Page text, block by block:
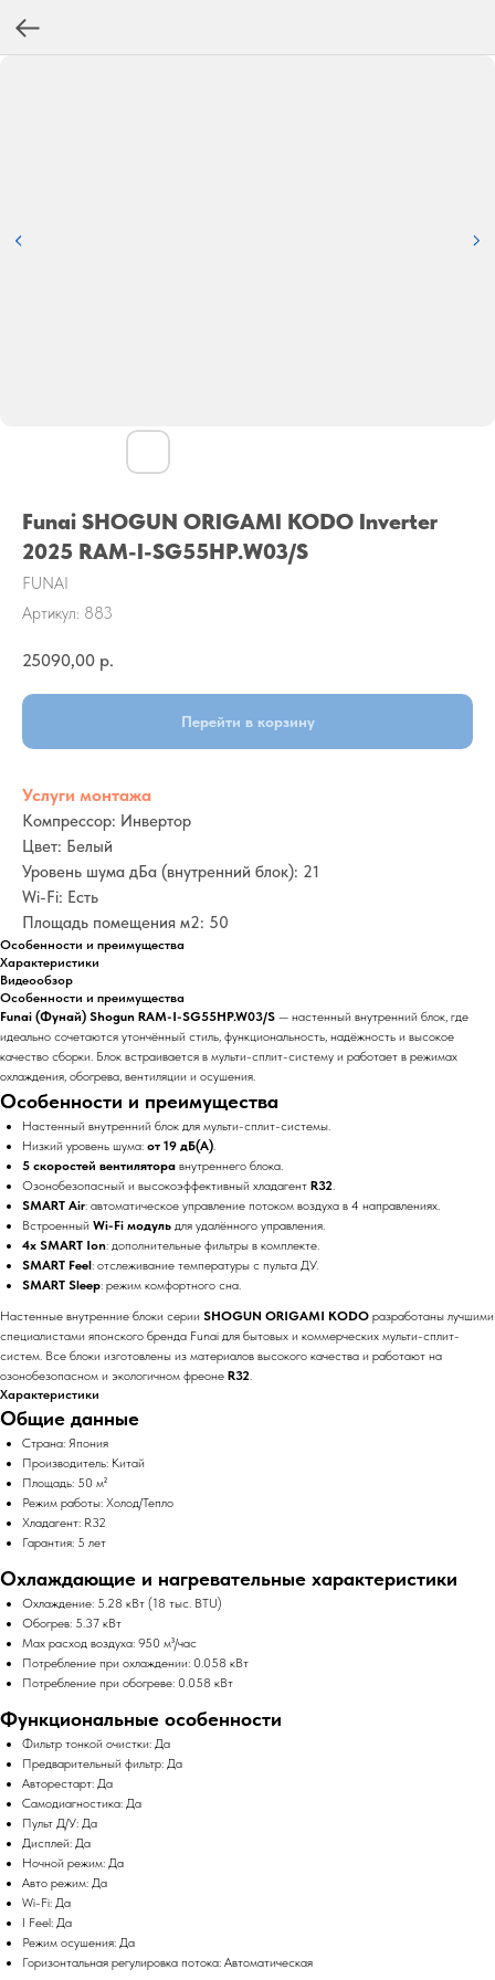
Funai SHOGUN ORIGAMI KODO Inverter
2025 RAM-I-SG55HP.W03/S
FUNAI
Артикул: 883
25090,00 р.
Перейти в корзину
Услуги монтажа
Компрессор: Инвертор
Цвет: Белый
Уровень шума дБа (внутренний блок): 21
Wi-Fi: Есть
Площадь помещения м2: 50
Особенности и преимущества
Характеристики
Видеообзор
Особенности и преимущества
Funai (Фунай) Shogun RAM-I-SG55HP.W03/S — настенный внутренний блок, где
идеально сочетаются утончённый стиль, функциональность, надёжность и высокое
качество сборки. Блок встраивается в мульти-сплит-систему и работает в режимах
охлаждения, обогрева, вентиляции и осушения.
Особенности и преимущества
Настенный внутренний блок для мульти-сплит-системы.
Низкий уровень шума: от 19 дБ(А).
5 скоростей вентилятора внутреннего блока.
Озонобезопасный и высокоэффективный хладагент R32.
SMART Air: автоматическое управление потоком воздуха в 4 направлениях.
Встроенный Wi-Fi модуль для удалённого управления.
4x SMART Ion: дополнительные фильтры в комплекте.
SMART Feel: отслеживание температуры с пульта ДУ.
SMART Sleep: режим комфортного сна.
Настенные внутренние блоки серии SHOGUN ORIGAMI KODO разработаны лучшими
специалистами японского бренда Funai для бытовых и коммерческих мульти-сплит-
систем. Все блоки изготовлены из материалов высокого качества и работают на
озонобезопасном и экологичном фреоне R32.
Характеристики
Общие данные
Страна: Япония
Производитель: Китай
Площадь: 50 м²
Режим работы: Холод/Тепло
Хладагент: R32
Гарантия: 5 лет
Охлаждающие и нагревательные характеристики
Охлаждение: 5.28 кВт (18 тыс. BTU)
Обогрев: 5.37 кВт
Max расход воздуха: 950 м³/час
Потребление при охлаждении: 0.058 кВт
Потребление при обогреве: 0.058 кВт
Функциональные особенности
Фильтр тонкой очистки: Да
Предварительный фильтр: Да
Авторестарт: Да
Самодиагностика: Да
Пульт Д/У: Да
Дисплей: Да
Ночной режим: Да
Авто режим: Да
Wi-Fi: Да
I Feel: Да
Режим осушения: Да
Горизонтальная регулировка потока: Автоматическая